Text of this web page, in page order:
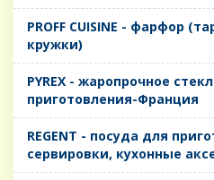
PROFF CUISINE - фарфор
кружки)
PYREX - жаропрочное
приготовления-Франция
REGENT - посуда для
сервировки, кухонные